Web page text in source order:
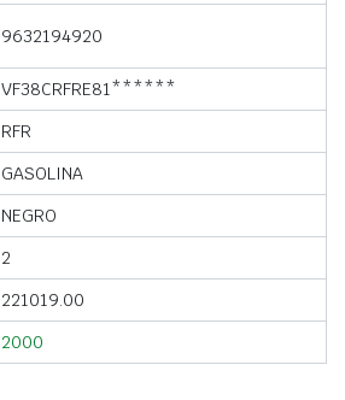
9632194920
VF38CRFRE81******
RFR
GASOLINA
NEGRO
2
221019.00
2000